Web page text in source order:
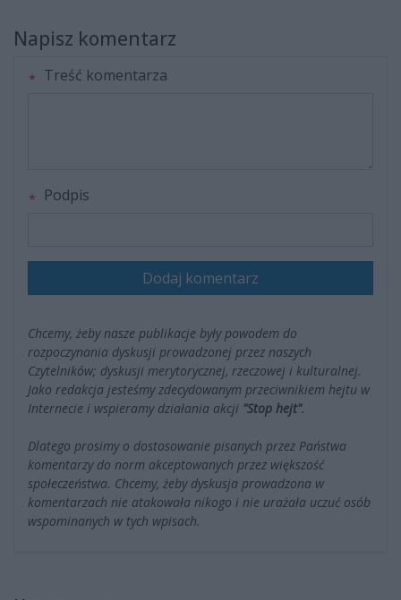
Napisz komentarz
Treść komentarza
Podpis
Dodaj komentarz
Chcemy, żeby nasze publikacje były powodem do
rozpoczynania dyskusji prowadzonej przez naszych
Czytelników; dyskusji merytorycznej, rzeczowej i kulturalnej.
Jako redakcja jesteśmy zdecydowanym przeciwnikiem hejtu w
Internecie i wspieramy działania akcji "Stop hejt".
Dlatego prosimy o dostosowanie pisanych przez Państwa
komentarzy do norm akceptowanych przez większość
społeczeństwa. Chcemy, żeby dyskusja prowadzona w
komentarzach nie atakowała nikogo i nie urażała uczuć osób
wspominanych w tych wpisach.